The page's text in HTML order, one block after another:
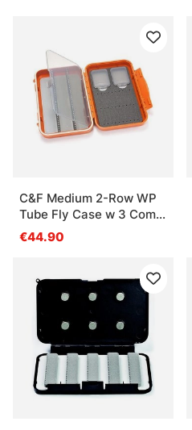
C&F Medium 2-Row WP
Tube Fly Case w 3 Comp
(CF-2403V) Burnt
Orange
€44.90